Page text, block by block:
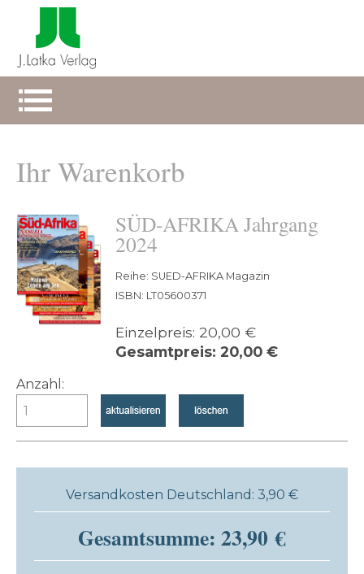
Ihr Warenkorb
SÜD-AFRIKA Jahrgang
2024
Reihe: SUED-AFRIKA Magazin
ISBN: LT05600371
Einzelpreis: 20,00 €
Gesamtpreis: 20,00 €
Anzahl:
Versandkosten Deutschland: 3,90 €
Gesamtsumme: 23,90 €